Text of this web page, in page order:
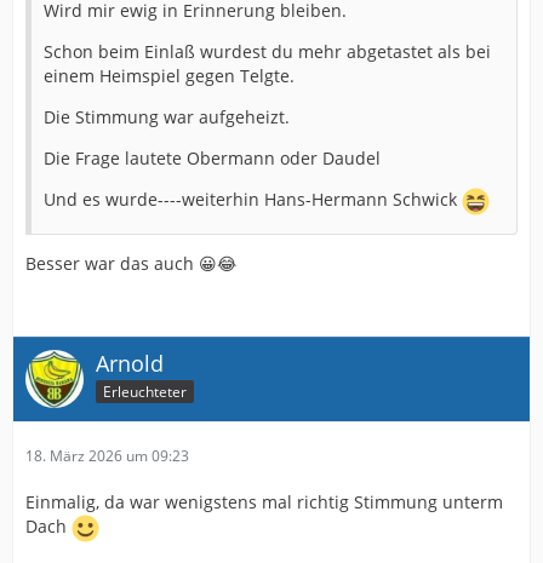
Wird mir ewig in Erinnerung bleiben.
Schon beim Einlaß wurdest du mehr abgetastet als bei
einem Heimspiel gegen Telgte.
Die Stimmung war aufgeheizt.
Die Frage lautete Obermann oder Daudel
Und es wurde----weiterhin Hans-Hermann Schwick
Besser war das auch 😀😂
Arnold
Erleuchteter
18. März 2026 um 09:23
Einmalig, da war wenigstens mal richtig Stimmung unterm
Dach